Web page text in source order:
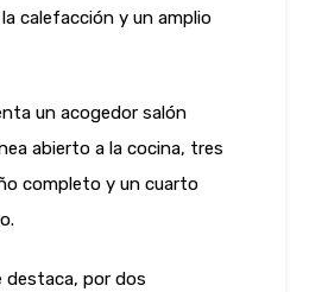
calefacción y un amplio
un acogedor salón
abierto a la cocina, tres
completo y un cuarto
destaca, por dos